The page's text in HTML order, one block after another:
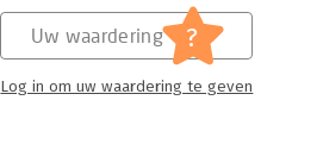
Uw waardering ?
Log in om uw waardering te geven